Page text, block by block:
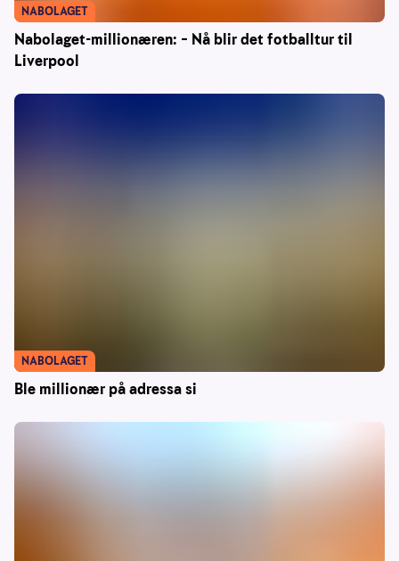
Nabolaget-millionæren: – Nå blir det fotballtur til
Liverpool
NABOLAGET
Ble millionær på adressa si
NABOLAGET